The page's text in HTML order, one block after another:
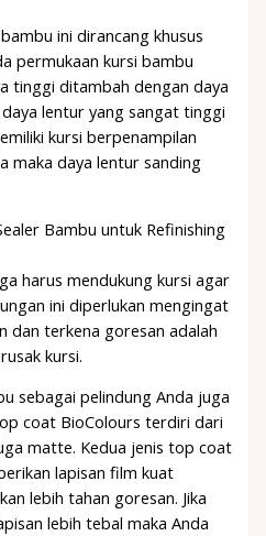
ini dirancang khusus
permukaan kursi bambu
tinggi ditambah dengan daya
lentur yang sangat tinggi
kursi berpenampilan
maka daya lentur sanding
harus mendukung kursi agar
ini diperlukan mengingat
dan terkena goresan adalah
kursi.
sebagai pelindung Anda juga
coat BioColours terdiri dari
matte. Kedua jenis top coat
lapisan film kuat
lebih tahan goresan. Jika
lebih tebal maka Anda